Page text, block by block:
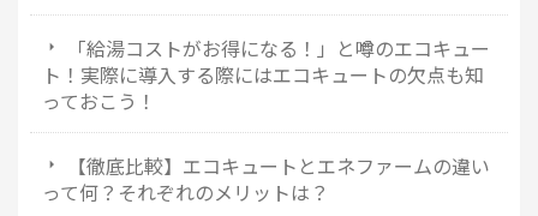
「給湯コストがお得になる！」と噂のエコキュー
ト！実際に導入する際にはエコキュートの欠点も知
っておこう！
【徹底比較】エコキュートとエネファームの違い
って何？それぞれのメリットは？